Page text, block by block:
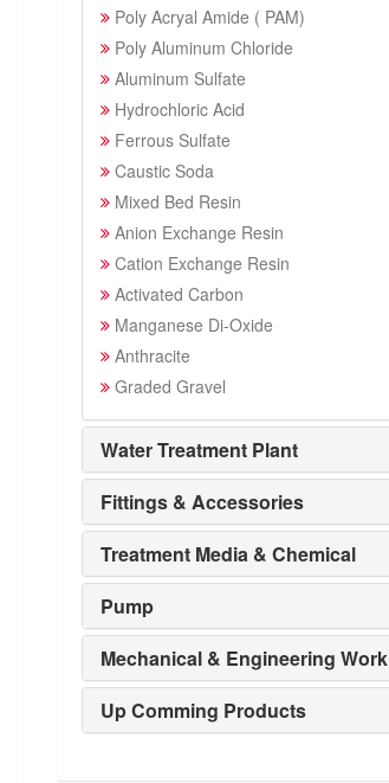
Poly Acryal Amide ( PAM)
Poly Aluminum Chloride
Aluminum Sulfate
Hydrochloric Acid
Ferrous Sulfate
Caustic Soda
Mixed Bed Resin
Anion Exchange Resin
Cation Exchange Resin
Activated Carbon
Manganese Di-Oxide
Anthracite
Graded Gravel
Water Treatment Plant
Fittings & Accessories
Treatment Media & Chemical
Pump
Mechanical & Engineering Work
Up Comming Products